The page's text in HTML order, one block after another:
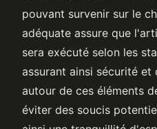
pouvant survenir sur le
adéquate assure que
sera exécuté selon les
assurant ainsi sécurité
autour de ces éléments
éviter des soucis